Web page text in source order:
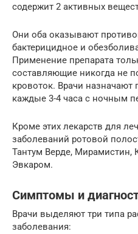
содержит 2 активных
Они оба оказывают
бактерицидное и
Применение препарата
составляющие никогда не
кровоток. Врачи назначают
каждые 3-4 часа с ночным
Кроме этих лекарств для
заболеваний ротовой
Тантум Верде, Мирамистин,
Эвкаром.
Симптомы и
Врачи выделяют три типа
заболевания: